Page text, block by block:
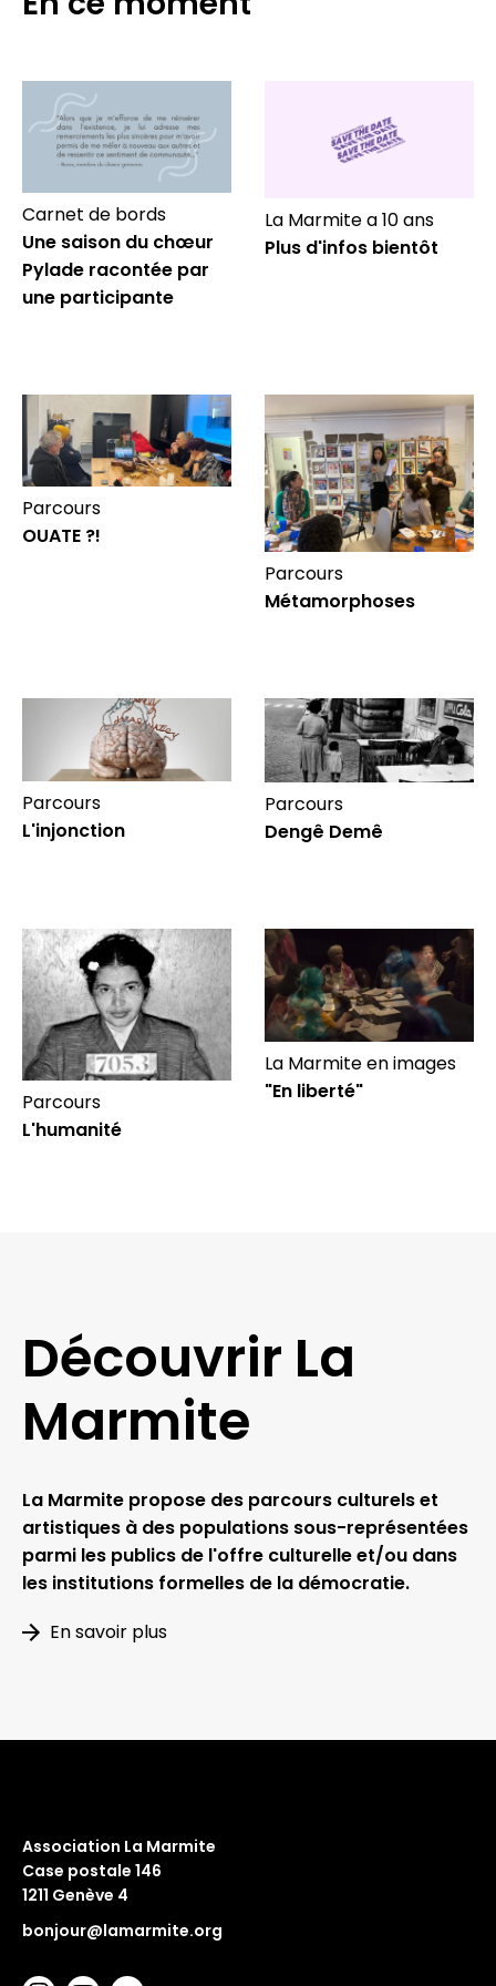
Carnet de bords
Une saison du chœur
Pylade racontée par
une participante
La Marmite a 10 ans
Plus d'infos bientôt
Parcours
OUATE ?!
Parcours
Métamorphoses
Parcours
L'injonction
Parcours
Dengê Demê
Parcours
L'humanité
La Marmite en images
"En liberté"
Découvrir La
Marmite
La Marmite propose des parcours culturels et
artistiques à des populations sous-représentées
parmi les publics de l'offre culturelle et/ou dans
les institutions formelles de la démocratie.
En savoir plus
Association La Marmite
Case postale 146
1211 Genève 4
bonjour@lamarmite.org